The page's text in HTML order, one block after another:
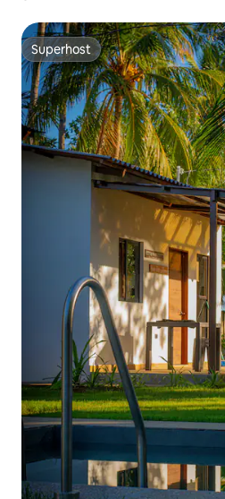
Superhost
Superhost